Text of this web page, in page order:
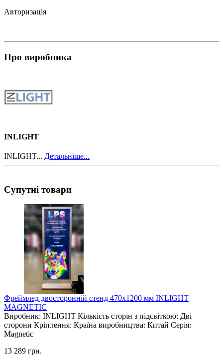
Авторизація
Про виробника
INLIGHT
INLIGHT... Детальніше...
Супутні товари
Фреймлед двосторонній стенд 470х1200 мм INLIGHT
MAGNETIC
Виробник: INLIGHT Кількість сторін з підсвіткою: Дві
сторони Кріплення: Країна виробництва: Китай Серія:
Magnetic
13 289 грн.